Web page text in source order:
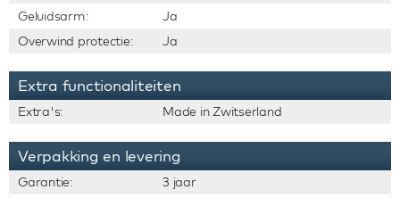
Geluidsarm:
Ja
Overwind protectie:
Ja
Extra functionaliteiten
Extra's: Made in Zwitserland
Verpakking en levering
Garantie:
3 jaar